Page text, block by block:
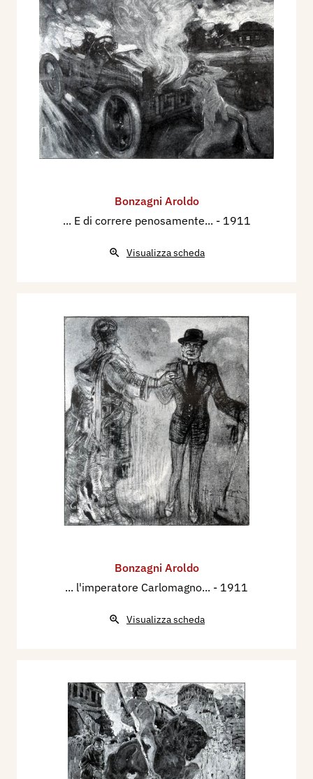
Bonzagni Aroldo
... E di correre penosamente... - 1911
Visualizza scheda
Bonzagni Aroldo
... l'imperatore Carlomagno... - 1911
Visualizza scheda